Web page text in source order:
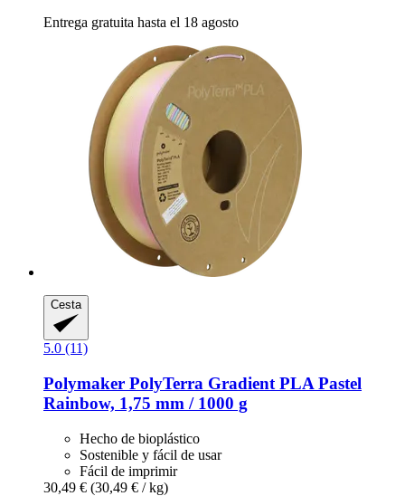
Entrega gratuita hasta el 18 agosto
Cesta
5.0 (11)
Polymaker PolyTerra Gradient PLA Pastel
Rainbow, 1,75 mm / 1000 g
Hecho de bioplástico
Sostenible y fácil de usar
Fácil de imprimir
30,49 € (30,49 € / kg)